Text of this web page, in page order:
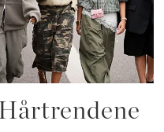
Hårtrendene